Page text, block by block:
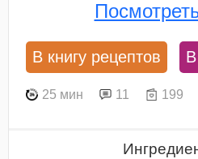
В книгу рецептов
25 мин 11 199